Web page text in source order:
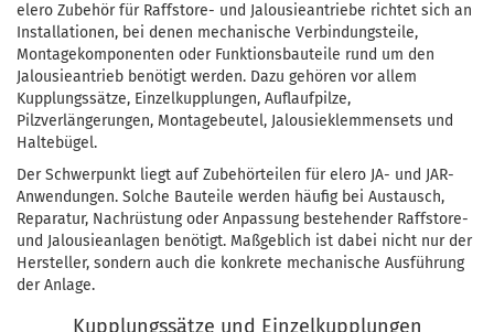
elero Zubehör für Raffstore- und Jalousieantriebe richtet sich an
Installationen, bei denen mechanische Verbindungsteile,
Montagekomponenten oder Funktionsbauteile rund um den
Jalousieantrieb benötigt werden. Dazu gehören vor allem
Kupplungssätze, Einzelkupplungen, Auflaufpilze,
Pilzverlängerungen, Montagebeutel, Jalousieklemmensets und
Haltebügel.
Der Schwerpunkt liegt auf Zubehörteilen für elero JA- und JAR-
Anwendungen. Solche Bauteile werden häufig bei Austausch,
Reparatur, Nachrüstung oder Anpassung bestehender Raffstore-
und Jalousieanlagen benötigt. Maßgeblich ist dabei nicht nur der
Hersteller, sondern auch die konkrete mechanische Ausführung
der Anlage.
Kupplungssätze und Einzelkupplungen